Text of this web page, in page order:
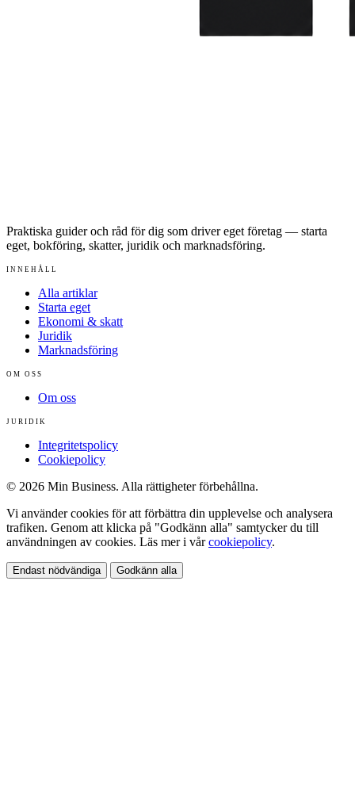
Praktiska guider och råd för dig som driver eget företag — starta
eget, bokföring, skatter, juridik och marknadsföring.
INNEHÅLL
Alla artiklar
Starta eget
Ekonomi & skatt
Juridik
Marknadsföring
OM OSS
Om oss
JURIDIK
Integritetspolicy
Cookiepolicy
© 2026 Min Business. Alla rättigheter förbehållna.
Vi använder cookies för att förbättra din upplevelse och analysera
trafiken. Genom att klicka på "Godkänn alla" samtycker du till
användningen av cookies. Läs mer i vårcookiepolicy.
Endast nödvändiga Godkänn alla